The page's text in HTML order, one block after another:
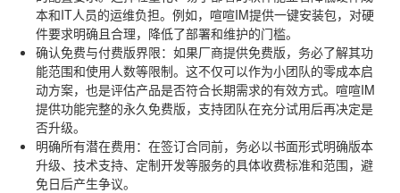
本和IT人员的运维负担。例如，喧喧IM提供一键安装包，对硬
件要求明确且合理，降低了部署和维护的门槛。
确认免费与付费版界限：如果厂商提供免费版，务必了解其功
能范围和使用人数等限制。这不仅可以作为小团队的零成本启
动方案，也是评估产品是否符合长期需求的有效方式。喧喧IM
提供功能完整的永久免费版，支持团队在充分试用后再决定是
否升级。
明确所有潜在费用：在签订合同前，务必以书面形式明确版本
升级、技术支持、定制开发等服务的具体收费标准和范围，避
免日后产生争议。